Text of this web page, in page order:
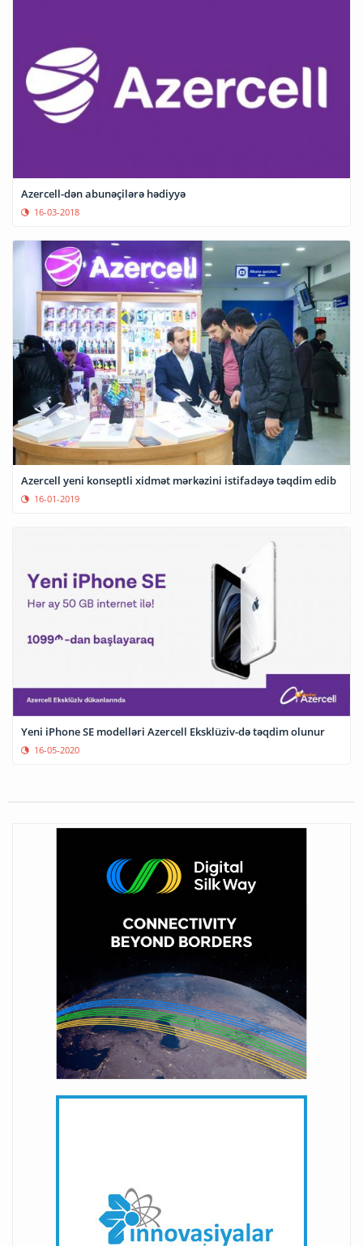
Azercell-dən abunəçilərə hədiyyə
16-03-2018
Azercell yeni konseptli xidmət mərkəzini istifadəyə təqdim edib
16-01-2019
Yeni iPhone SE modelləri Azercell Eksklüziv-də təqdim olunur
16-05-2020